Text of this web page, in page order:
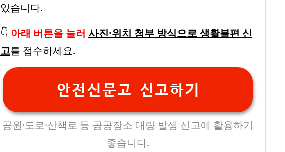
있습니다.
👇 아래 버튼을 눌러 사진·위치 첨부 방식으로 생활불편 신
고를 접수하세요.
안전신문고 신고하기
공원·도로·산책로 등 공공장소 대량 발생 신고에 활용하기
좋습니다.